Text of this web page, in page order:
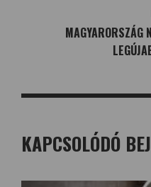
MAGYARORSZÁG
KAPCSOLÓDÓ